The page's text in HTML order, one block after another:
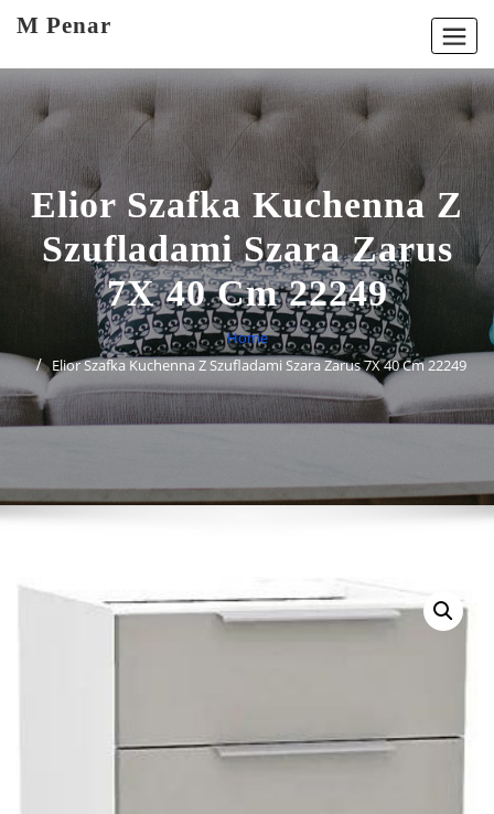
M Penar
Elior Szafka Kuchenna Z
Szufladami Szara Zarus
7X 40 Cm 22249
Home
Elior Szafka Kuchenna Z Szufladami Szara Zarus 7X 40 Cm 22249